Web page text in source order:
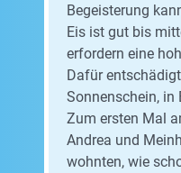
Begeisterung
Eis ist gut bis
erfordern eine
Dafür
Sonnenschein, in
Zum ersten Mal
Andrea und
wohnten, wie